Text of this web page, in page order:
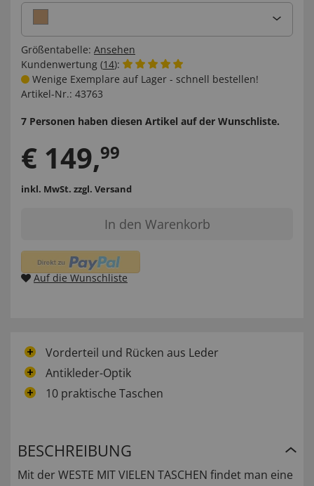
Größentabelle: Ansehen
Kundenwertung (14):
Wenige Exemplare auf Lager - schnell bestellen!
Artikel-Nr.: 43763
7 Personen haben diesen Artikel auf der Wunschliste.
€ 149,99
inkl. MwSt. zzgl. Versand
In den Warenkorb
Auf die Wunschliste
Vorderteil und Rücken aus Leder
Antikleder-Optik
10 praktische Taschen
BESCHREIBUNG
Mit der WESTE MIT VIELEN TASCHEN findet man eine